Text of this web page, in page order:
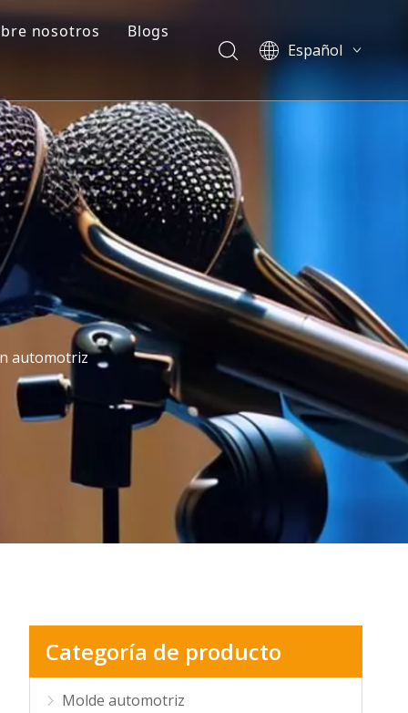
de plástico
nosotros
Preguntas frecuentes
Blogs
Casos
Vídeos
Español
العربية
automotriz
Categoría de producto
Molde automotriz